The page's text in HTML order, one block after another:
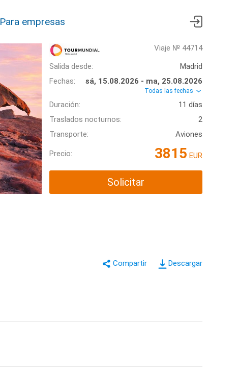
Para empresas
Viaje № 44714
Salida desde:
Madrid
Fechas:
sá, 15.08.2026 - ma, 25.08.2026
Todas las fechas
Duración:
11 días
Traslados nocturnos:
2
Transporte:
Aviones
Precio: 3815 EUR
Solicitar
Descargar